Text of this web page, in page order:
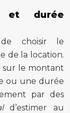
et durée
choisir le
de la location.
sur le montant
ou une durée
par des
d’estimer au